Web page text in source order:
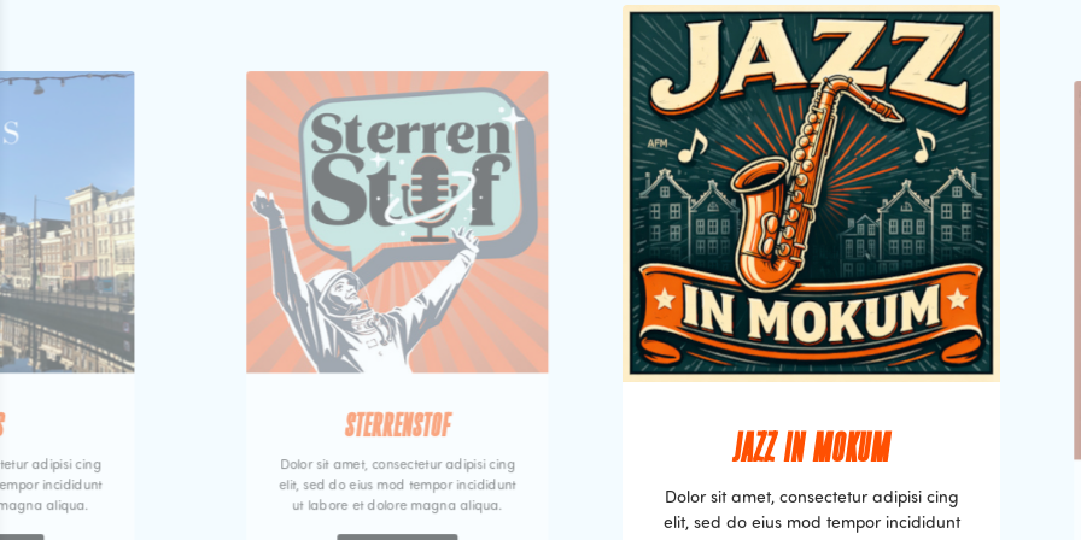
adipisi cing
incididunt
aliqua.
STERRENSTOF
Dolor sit amet, consectetur adipisi cing
elit, sed do eius mod tempor incididunt
ut labore et dolore magna aliqua.
JAZZ IN MOKUM
Dolor sit amet, consectetur adipisi cing
elit, sed do eius mod tempor incididunt